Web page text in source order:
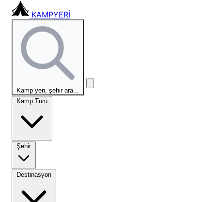
KAMPYERİ
Kamp yeri, şehir ara...
Kamp Türü
Şehir
Destinasyon